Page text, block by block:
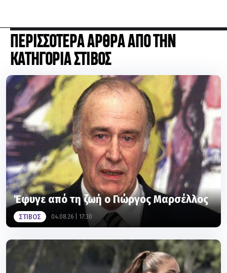
ΚΑΤΗΓΟΡΙΑ ΣΤΙΒΟΣ
Έφυγε από τη ζωή ο Γιώργος Μαρσέλλος
ΣΤΙΒΟΣ 04.08.26 | 17:30